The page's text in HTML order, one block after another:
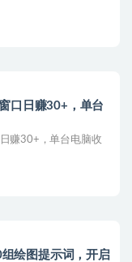
口日赚30+，单台
赚30+，单台电脑收
绘图提示词，开启